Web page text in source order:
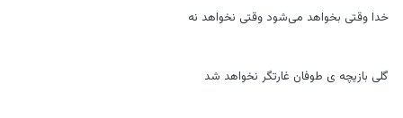
خدا وقتی بخواهد می‌شود وقتی نخواهد نه
گلی بازیچه ی طوفان غارتگر نخواهد شد